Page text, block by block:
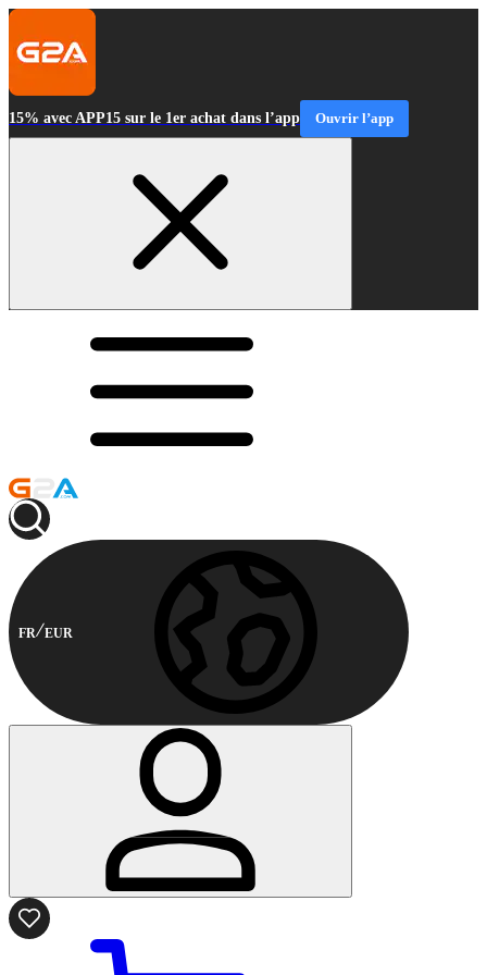
15% avec APP15 sur le 1er achat dans l’app Ouvrir l’app
FR EUR